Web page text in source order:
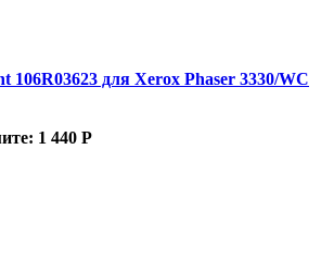
для Xerox Phaser 3330/WC
1 440 Р